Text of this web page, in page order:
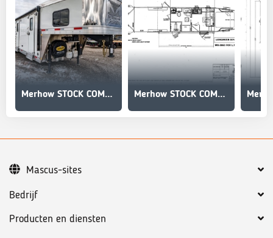
Merhow STOCK COMBO NON-STANDARD FLOOR PLAN Merhow STOCK COMBO NON-STANDARD FLOOR PLAN
Bedrijf
Producten en diensten
Mascus-sites